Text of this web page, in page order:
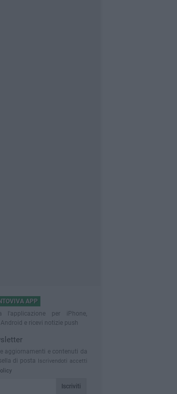
APP
l'applicazione per iPhone,
e ricevi notizie push
aggiornamenti e contenuti da
di posta Iscrivendoti accetti
Iscriviti